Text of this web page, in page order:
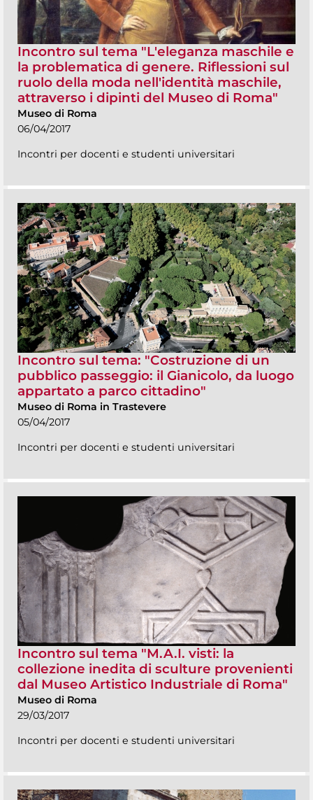
Incontro sul tema "L'eleganza maschile e
la problematica di genere. Riflessioni sul
ruolo della moda nell'identità maschile,
attraverso i dipinti del Museo di Roma"
Museo di Roma
06/04/2017
Incontri per docenti e studenti universitari
Incontro sul tema: "Costruzione di un
pubblico passeggio: il Gianicolo, da luogo
appartato a parco cittadino"
Museo di Roma in Trastevere
05/04/2017
Incontri per docenti e studenti universitari
Incontro sul tema "M.A.I. visti: la
collezione inedita di sculture provenienti
dal Museo Artistico Industriale di Roma"
Museo di Roma
29/03/2017
Incontri per docenti e studenti universitari